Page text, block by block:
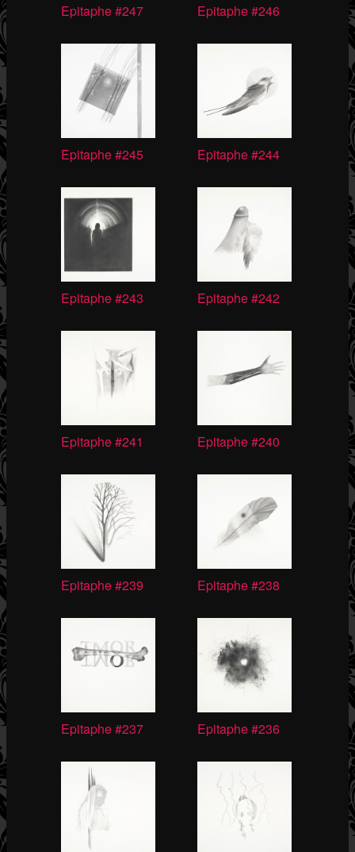
Epitaphe #247 Epitaphe #246
Epitaphe #245 Epitaphe #244
Epitaphe #243 Epitaphe #242
Epitaphe #241 Epitaphe #240
Epitaphe #239 Epitaphe #238
Epitaphe #237 Epitaphe #236